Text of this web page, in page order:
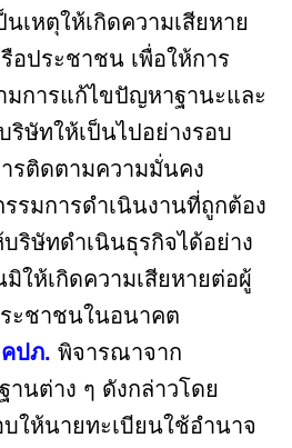
เหตุให้เกิดความเสียหาย
อประชาชน เพื่อให้การ
การแก้ไขปัญหาฐานะและ
ริษัทให้เป็นไปอย่างรอบ
รติดตามความมั่นคง
รรมการดำเนินงานที่ถูกต้อง
ริษัทดำเนินธุรกิจได้อย่าง
ให้เกิดความเสียหายต่อผู้
ะชาชนในอนาคต
คปภ. พิจารณาจาก
นต่าง ๆ ดังกล่าวโดย
ให้นายทะเบียนใช้อำนาจ